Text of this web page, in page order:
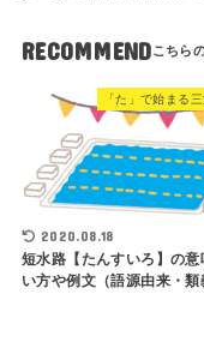
RECOMMEND
「た」で始まる
2020.08.18
短水路【たんすいろ】の意
い方や例文（語源由来・類